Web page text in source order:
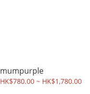
mumpurple
HK$780.00 ~ HK$1,780.00